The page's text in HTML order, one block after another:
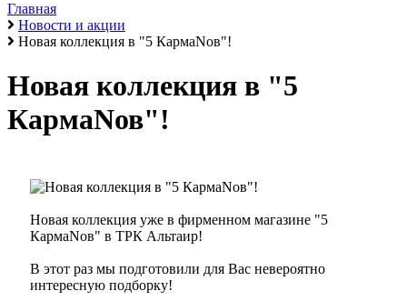
Главная
Новости и акции
Новая коллекция в "5 КармаNов"!
Новая коллекция в "5
КармаNов"!
Новая коллекция уже в фирменном магазине "5
КармаNов" в ТРК Альтаир!
В этот раз мы подготовили для Вас невероятно
интересную подборку!